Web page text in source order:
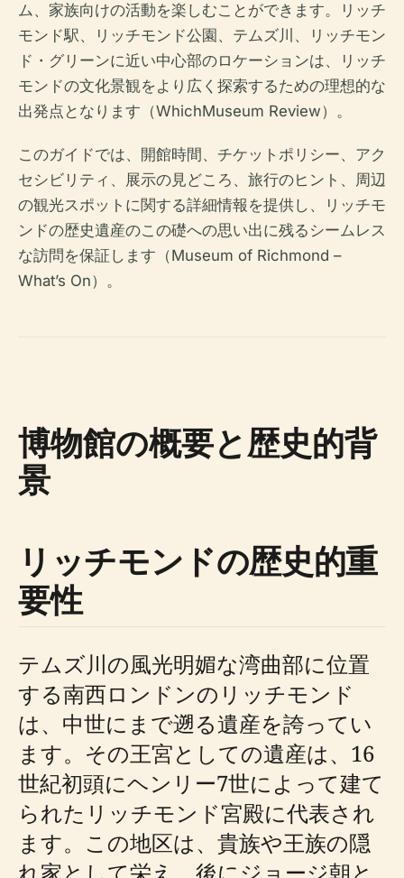
ム、家族向けの活動を楽しむことができます。リッチ
モンド駅、リッチモンド公園、テムズ川、リッチモン
ド・グリーンに近い中心部のロケーションは、リッチ
モンドの文化景観をより広く探索するための理想的な
出発点となります（WhichMuseum Review）。
このガイドでは、開館時間、チケットポリシー、アク
セシビリティ、展示の見どころ、旅行のヒント、周辺
の観光スポットに関する詳細情報を提供し、リッチモ
ンドの歴史遺産のこの礎への思い出に残るシームレス
な訪問を保証します（Museum of Richmond –
What’s On）。
博物館の概要と歴史的背
景
リッチモンドの歴史的重
要性
テムズ川の風光明媚な湾曲部に位置
する南西ロンドンのリッチモンド
は、中世にまで遡る遺産を誇ってい
ます。その王宮としての遺産は、16
世紀初頭にヘンリー7世によって建て
られたリッチモンド宮殿に代表され
ます。この地区は、貴族や王族の隠